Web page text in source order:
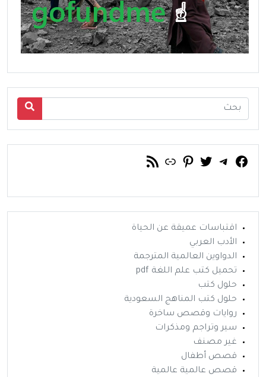
فيسبوك
تيليجرام
تويتربينتريست
رابطخلاصة RSS
اقتباسات عميقة عن الحياة
الأدب العربي
الدواوين العالمية المترجمة
تحميل كتب علم اللغة pdf
حلول كتب
حلول كتب المناهج السعودية
روايات وقصص ساخرة
سير وتراجم ومذكرات
غير مصنف
قصص أطفال
قصص عالمية عالمية